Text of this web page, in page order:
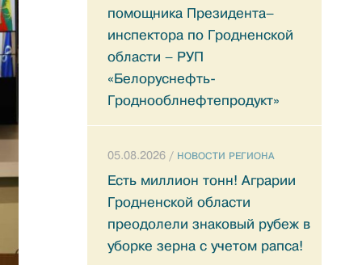
помощника Президента–
инспектора по Гродненской
области – РУП
«Белоруснефть-
Гроднооблнефтепродукт»
05.08.2026 / НОВОСТИ РЕГИОНА
Есть миллион тонн! Аграрии
Гродненской области
преодолели знаковый рубеж в
уборке зерна с учетом рапса!